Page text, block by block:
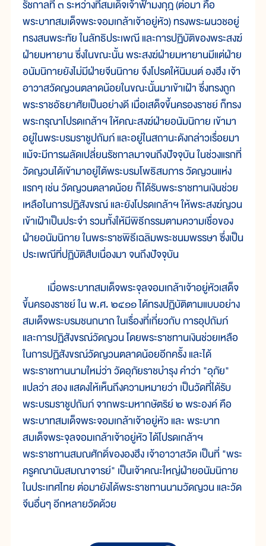
รัชกาลที่ ๓ ระหว่างที่สมเด็จเจ้าฟ้ามงกุฎ (ต่อมา คือ
พระบาทสมเด็จพระจอมเกล้าเจ้าอยู่หัว) ทรงพระผนวชอยู่
ทรงสนพระทัย ในลัทธิประเพณี และการปฏิบัติของพระสงฆ์
ฝ่ายมหายาน ซึ่งในขณะนั้น พระสงฆ์ฝ่ายมหายานมีแต่ฝ่าย
อนัมนิกายยังไม่มีฝ่ายจีนนิกาย จึงโปรดให้นิมนต์ องฮึง เจ้า
อาวาสวัดญวนตลาดน้อยในขณะนั้นมาเข้าเฝ้า ซึ่งทรงถูก
พระราชอัธยาศัยเป็นอย่างดี เมื่อเสด็จขึ้นครองราชย์ ก็ทรง
พระกรุณาโปรดเกล้าฯ ให้คณะสงฆ์ฝ่ายอนัมนิกาย เข้ามา
อยู่ในพระบรมราชูปถัมภ์ และอยู่ในสถานะดังกล่าวเรื่อยมา
แม้จะมีการผลัดเปลี่ยนรัชกาลมาจนถึงปัจจุบัน ในช่วงแรกที่
วัดญวนได้เข้ามาอยู่ใต้พระบรมโพธิสมภาร วัดญวนแห่ง
แรกๆ เช่น วัดญวนตลาดน้อย ก็ได้รับพระราชทานเงินช่วย
เหลือในการปฏิสังขรณ์ และยังโปรดเกล้าฯ ให้พระสงฆ์ญวน
เข้าเฝ้าเป็นประจำ รวมทั้งให้มีพิธีกรรมตามความเชื่อของ
ฝ่ายอนัมนิกาย ในพระราชพิธีเฉลิมพระชนมพรรษา ซึ่งเป็น
ประเพณีที่ปฏิบัติสืบเนื่องมา จนถึงปัจจุบัน
เมื่อพระบาทสมเด็จพระจุลจอมเกล้าเจ้าอยู่หัวเสด็จ
ขึ้นครองราชย์ ใน พ.ศ. ๒๔๑๑ ได้ทรงปฏิบัติตามแบบอย่าง
สมเด็จพระบรมชนกนาถ ในเรื่องที่เกี่ยวกับ การอุปถัมภ์
และการปฏิสังขรณ์วัดญวน โดยพระราชทานเงินช่วยเหลือ
ในการปฏิสังขรณ์วัดญวนตลาดน้อยอีกครั้ง และได้
พระราชทานนามใหม่ว่า วัดอุภัยราชบำรุง คำว่า "อุภัย"
แปลว่า สอง แสดงให้เห็นถึงความหมายว่า เป็นวัดที่ได้รับ
พระบรมราชูปถัมภ์ จากพระมหากษัตริย์ ๒ พระองค์ คือ
พระบาทสมเด็จพระจอมเกล้าเจ้าอยู่หัว และ พระบาท
สมเด็จพระจุลจอมเกล้าเจ้าอยู่หัว ได้โปรดเกล้าฯ
พระราชทานสมณศักดิ์ขององฮึง เจ้าอาวาสวัด เป็นที่ "พระ
ครูคณานัมสมณาจารย์" เป็นเจ้าคณะใหญ่ฝ่ายอนัมนิกาย
ในประเทศไทย ต่อมายังได้พระราชทานนามวัดญวน และวัด
จีนอื่นๆ อีกหลายวัดด้วย